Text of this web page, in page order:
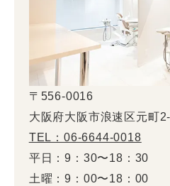
〒556-0016
大阪府大阪市浪速区元
TEL：06-6644-0018
平日：9：30〜18：30
土曜：9：00〜18：00